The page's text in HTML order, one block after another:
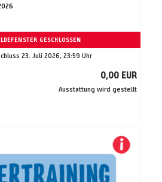
GESCHLOSSEN
23. Juli 2026, 23:59 Uhr
0,00 EUR
Ausstattung wird gestellt